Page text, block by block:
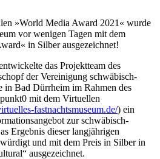
»World Media Award 2021« wurde
vor wenigen Tagen mit dem
in Silber ausgezeichnet!
das Projektteam des
der Vereinigung schwäbisch-
in Bad Dürrheim im Rahmen des
mit dem Virtuellen
fastnachtsmuseum.de/) ein
zur schwäbisch-
Ergebnis dieser langjährigen
und mit dem Preis in Silber in
ausgezeichnet.